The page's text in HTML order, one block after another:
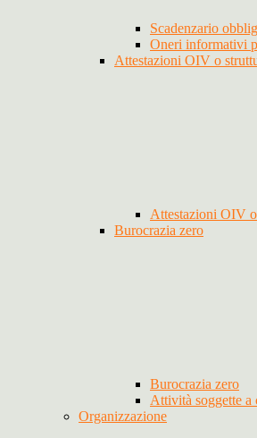
Scadenzario
Oneri informativi
Attestazioni OIV o
Attestazioni OIV
Burocrazia zero
Burocrazia zero
Attività soggette a
Organizzazione